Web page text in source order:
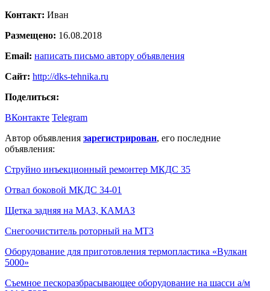
Контакт: Иван
Размещено: 16.08.2018
Email: написать письмо автору объявления
Сайт: http://dks-tehnika.ru
Поделиться:
ВКонтакте Telegram
Автор объявления зарегистрирован, его последние
объявления:
Струйно инъекционный ремонтер МКДС 35
Отвал боковой МКДС 34-01
Щетка задняя на МАЗ, КАМАЗ
Снегоочиститель роторный на МТЗ
Оборудование для приготовления термопластика «Вулкан
5000»
Съемное пескоразбрасывающее оборудование на шасси а/м